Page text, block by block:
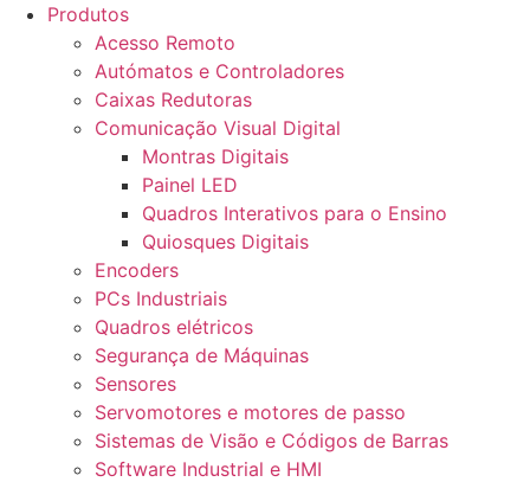
Produtos
Acesso Remoto
Autómatos e Controladores
Caixas Redutoras
Comunicação Visual Digital
Montras Digitais
Painel LED
Quadros Interativos para o Ensino
Quiosques Digitais
Encoders
PCs Industriais
Quadros elétricos
Segurança de Máquinas
Sensores
Servomotores e motores de passo
Sistemas de Visão e Códigos de Barras
Software Industrial e HMI